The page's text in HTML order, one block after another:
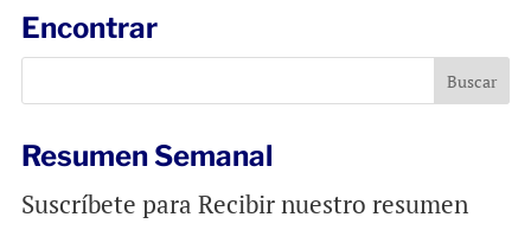
Encontrar
Resumen Semanal
Suscríbete para Recibir nuestro resumen